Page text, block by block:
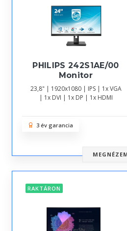
PHILIPS 242S1AE/00
Monitor
23,8" | 1920x1080 | IPS | 1x VGA
| 1x DVI | 1x DP | 1x HDMI
3 év garancia
RAKTÁRON